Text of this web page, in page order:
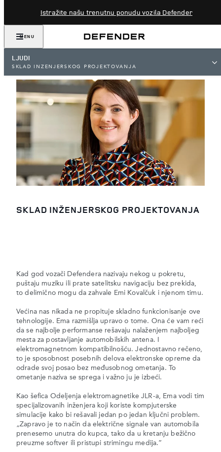
Istražite našu trenutnu ponudu vozila Defender
MENU
LJUDI
SKLAD INŽENJERSKOG PROJEKTOVANJA
SKLAD INŽENJERSKOG PROJEKTOVANJA
Kad god vozači Defendera nazivaju nekog u pokretu,
puštaju muziku ili prate satelitsku navigaciju bez prekida,
to delimično mogu da zahvale Emi Kovalčuk i njenom timu.
Većina nas nikada ne propituje skladno funkcionisanje ove
tehnologije. Ema razmišlja upravo o tome. Ona će vam reći
da se najbolje performanse rešavaju nalaženjem najboljeg
mesta za postavljanje automobilskih antena. I
elektromagnetnom kompatibilnošću. Jednostavno rečeno,
to je sposobnost posebnih delova elektronske opreme da
odrade svoj posao bez međusobnog ometanja. To
ometanje naziva se sprega i važno ju je izbeći.
Kao šefica Odeljenja elektromagnetike JLR-a, Ema vodi tim
specijalizovanih inženjera koji koriste kompjuterske
simulacije kako bi rešavali jedan po jedan ključni problem.
„Zapravo je to način da električne signale van automobila
prenesemo unutra do kupca, tako da u kretanju bežično
preuzme softver ili pristupi strimingu medija.”